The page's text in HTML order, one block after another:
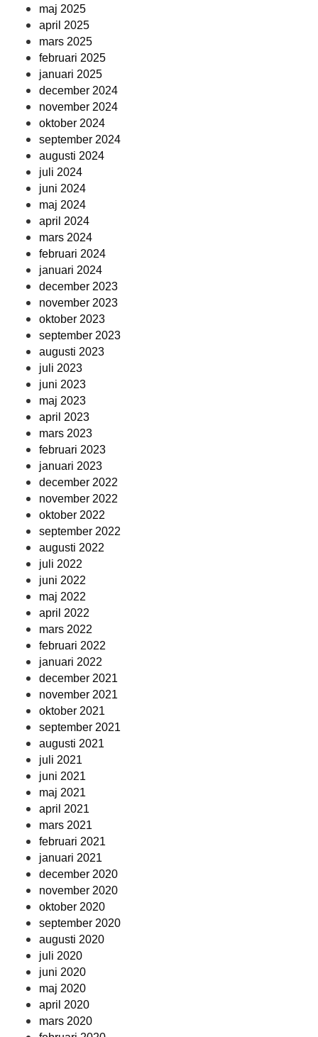
maj 2025
april 2025
mars 2025
februari 2025
januari 2025
december 2024
november 2024
oktober 2024
september 2024
augusti 2024
juli 2024
juni 2024
maj 2024
april 2024
mars 2024
februari 2024
januari 2024
december 2023
november 2023
oktober 2023
september 2023
augusti 2023
juli 2023
juni 2023
maj 2023
april 2023
mars 2023
februari 2023
januari 2023
december 2022
november 2022
oktober 2022
september 2022
augusti 2022
juli 2022
juni 2022
maj 2022
april 2022
mars 2022
februari 2022
januari 2022
december 2021
november 2021
oktober 2021
september 2021
augusti 2021
juli 2021
juni 2021
maj 2021
april 2021
mars 2021
februari 2021
januari 2021
december 2020
november 2020
oktober 2020
september 2020
augusti 2020
juli 2020
juni 2020
maj 2020
april 2020
mars 2020